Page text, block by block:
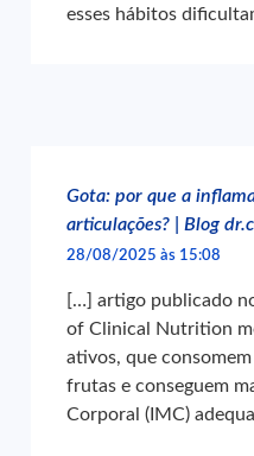
esses hábitos
Gota: por que a
articulações? | Blog
28/08/2025 às 15:08
[…] artigo publicado
of Clinical Nutrition
ativos, que
frutas e conseguem
Corporal (IMC)